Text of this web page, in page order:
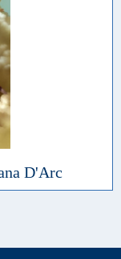
D'Arc